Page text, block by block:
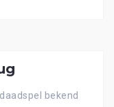
bekend